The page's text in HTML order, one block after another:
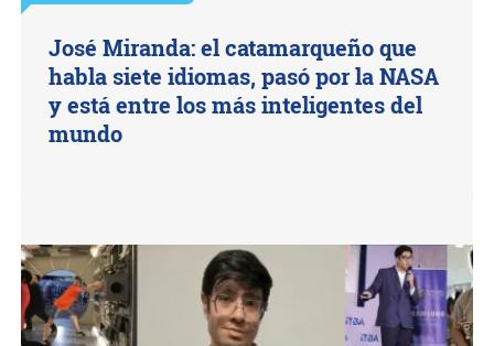
José Miranda: el catamarqueño que
habla siete idiomas, pasó por la NASA
y está entre los más inteligentes del
mundo